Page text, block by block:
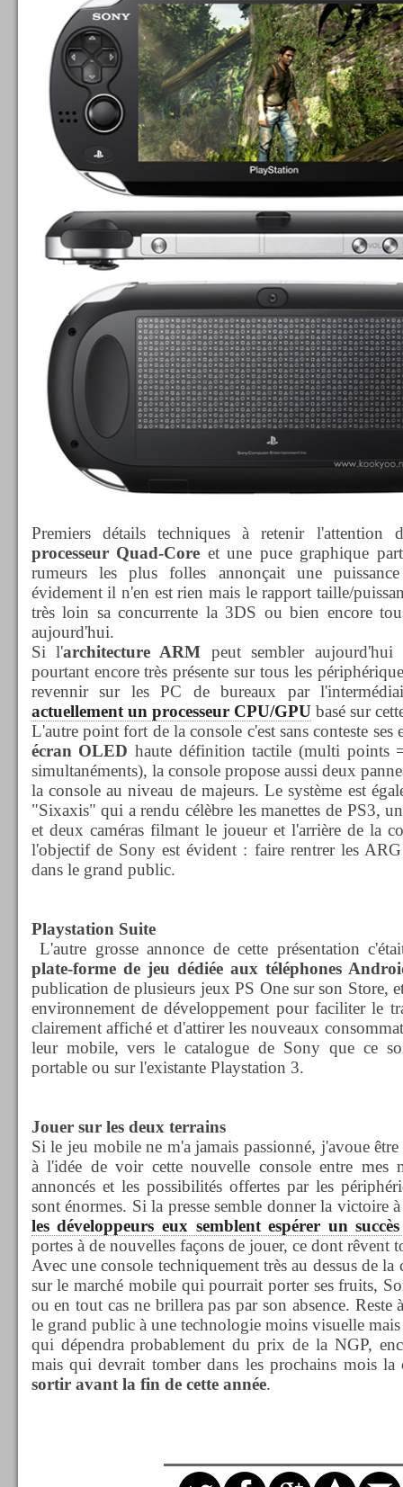
Premiers détails techniques à retenir
processeur Quad-Core et une puce graphique
rumeurs les plus folles annonçait une
évidement il n'en est rien mais le rapport taille/
très loin sa concurrente la 3DS ou bien encore
aujourd'hui.
Si l'architecture ARM peut sembler aujourd'hui
pourtant encore très présente sur tous les
revennir sur les PC de bureaux par
actuellement un processeur CPU/GPUbasé sur
L'autre point fort de la console c'est sans conteste ses
écran OLED haute définition tactile (multi points
simultanéments), la console propose aussi deux
la console au niveau de majeurs. Le système est
"Sixaxis" qui a rendu célèbre les manettes de PS3,
et deux caméras filmant le joueur et l'arrière de la
l'objectif de Sony est évident : faire rentrer les
dans le grand public.
Playstation Suite
L'autre grosse annonce de cette présentation
plate-forme de jeu dédiée aux téléphones
publication de plusieurs jeux PS One sur son Store,
environnement de développement pour faciliter le
clairement affiché et d'attirer les nouveaux
leur mobile, vers le catalogue de Sony que ce
portable ou sur l'existante Playstation 3.
Jouer sur les deux terrains
Si le jeu mobile ne m'a jamais passionné, j'avoue
à l'idée de voir cette nouvelle console entre mes
annoncés et les possibilités offertes par les
sont énormes. Si la presse semble donner la victoire
les développeurs eux semblent espérer un
portes à de nouvelles façons de jouer, ce dont rêvent
Avec une console techniquement très au dessus de
sur le marché mobile qui pourrait porter ses fruits,
ou en tout cas ne brillera pas par son absence. Reste
le grand public à une technologie moins visuelle
qui dépendra probablement du prix de la NGP,
mais qui devrait tomber dans les prochains mois
sortir avant la fin de cette année.